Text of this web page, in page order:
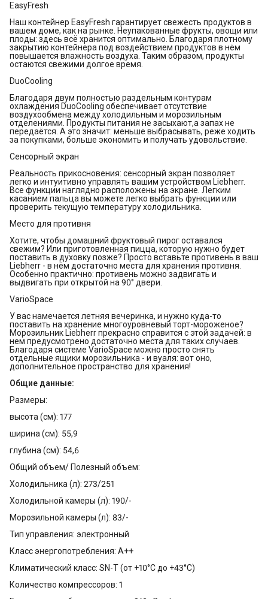
EasyFresh
Наш контейнер EasyFresh гарантирует свежесть продуктов в
вашем доме, как на рынке. Неупакованные фрукты, овощи или
плоды: здесь всё хранится оптимально. Благодаря плотному
закрытию контейнера под воздействием продуктов в нём
повышается влажность воздуха. Таким образом, продукты
остаются свежими долгое время.
DuoCooling
Благодаря двум полностью раздельным контурам
охлаждения DuoCooling обеспечивает отсутствие
воздухообмена между холодильным и морозильным
отделениями. Продукты питания не засыхают,а запах не
передаётся. А это значит: меньше выбрасывать, реже ходить
за покупками, больше экономить и получать удовольствие.
Сенсорный экран
Реальность прикосновения: сенсорный экран позволяет
легко и интуитивно управлять вашим устройством Liebherr.
Все функции наглядно расположены на экране. Легким
касанием пальца вы можете легко выбрать функции или
проверить текущую температуру холодильника.
Место для противня
Хотите, чтобы домашний фруктовый пирог оставался
свежим? Или приготовленная пицца, которую нужно будет
поставить в духовку позже? Просто вставьте противень в ваш
Liebherr - в нём достаточно места для хранения противня.
Особенно практично: противень можно задвигать и
выдвигать при открытой на 90° двери.
VarioSpace
У вас намечается летняя вечеринка, и нужно куда-то
поставить на хранение многоуровневый торт-мороженое?
Морозильник Liebherr прекрасно справится с этой задачей: в
нем предусмотрено достаточно места для таких случаев.
Благодаря системе VarioSpace можно просто снять
отдельные ящики морозильника - и вуаля: вот оно,
дополнительное пространство для хранения!
Общие данные:
Размеры:
высота (см): 177
ширина (см): 55,9
глубина (см): 54,6
Общий объем/ Полезный объем:
Холодильника (л): 273/251
Холодильной камеры (л): 190/-
Морозильной камеры (л): 83/-
Тип управления: электронный
Класс энергопотребления: A++
Климатический класс: SN-T (от +10°С до +43°С)
Количество компрессоров: 1